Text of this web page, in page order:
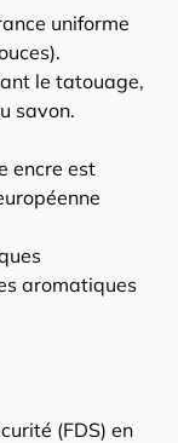
uniforme
le tatouage,
savon.
encre est
aromatiques
(FDS) en